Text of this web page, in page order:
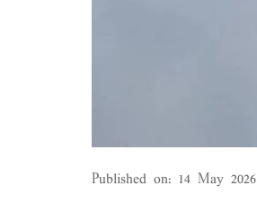
Published on: 14 May